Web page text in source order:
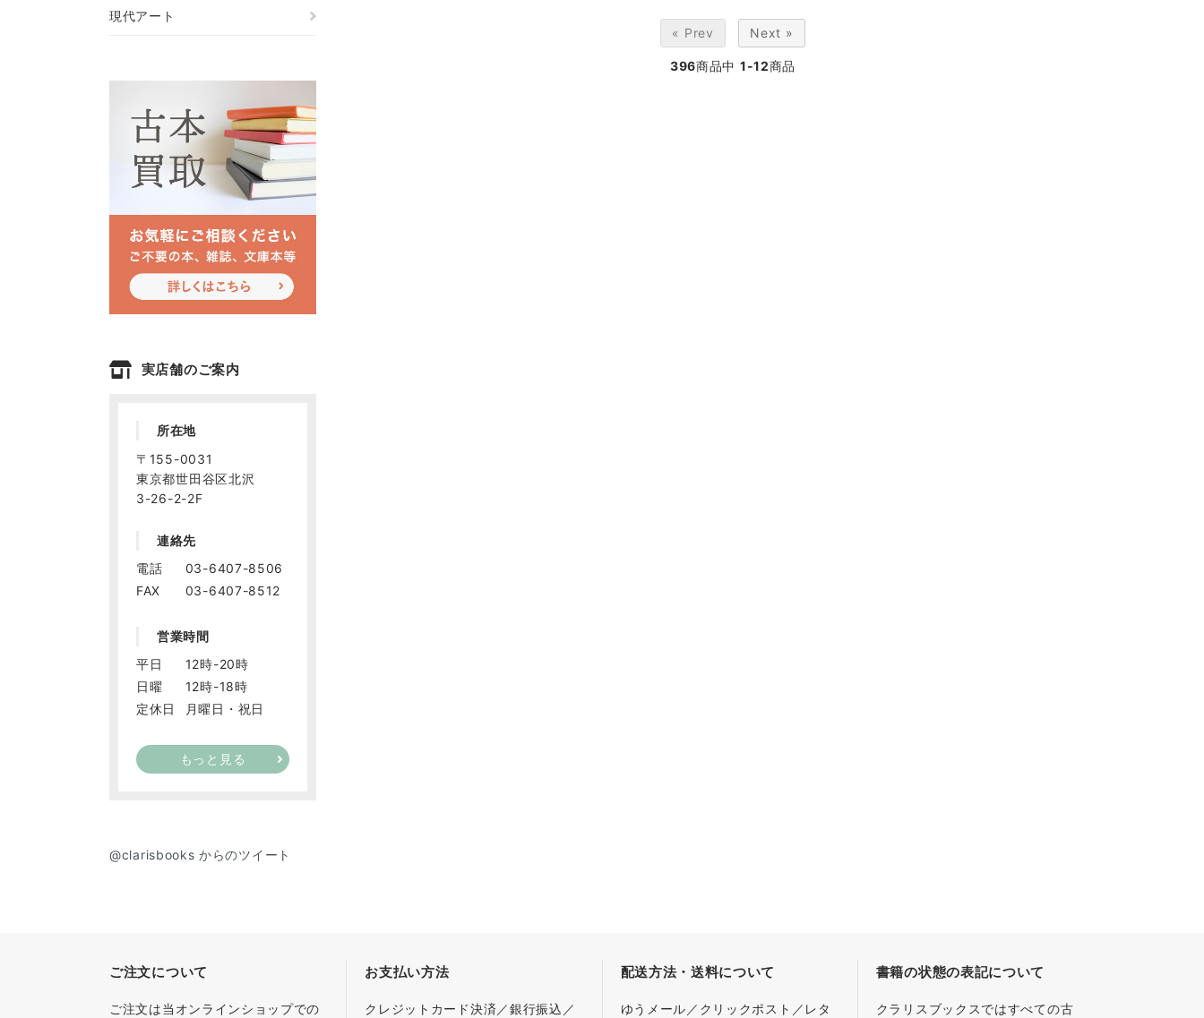
« Prev Next »
396商品中 1-12商品
現代アート
実店舗のご案内
所在地
〒155-0031
東京都世田谷区北沢
3-26-2-2F
連絡先
電話
03-6407-8506
FAX
03-6407-8512
営業時間
平日
12時-20時
日曜
12時-18時
定休日
月曜日・祝日
もっと見る
@clarisbooks からのツイート
ご注文について
ご注文は当オンラインショップでの
お支払い方法
クレジットカード決済／銀行振込／
配送方法・送料について
ゆうメール／クリックポスト／レタ
書籍の状態の表記について
クラリスブックスではすべての古